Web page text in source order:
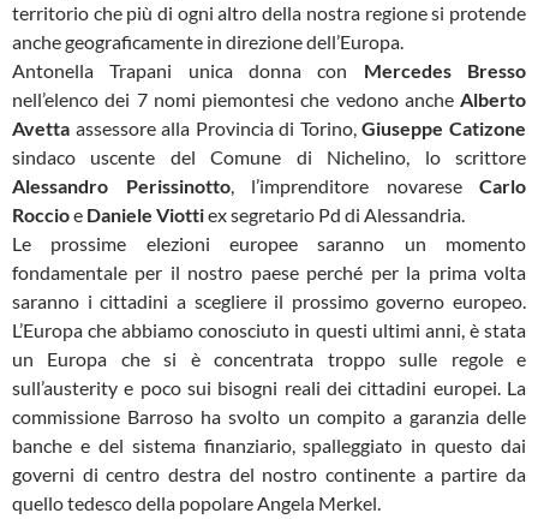
territorio che più di ogni altro della nostra regione si protende
anche geograficamente in direzione dell’Europa.
Antonella Trapani unica donna con Mercedes Bresso
nell’elenco dei 7 nomi piemontesi che vedono anche Alberto
Avetta assessore alla Provincia di Torino,Giuseppe Catizone
sindaco uscente del Comune di Nichelino, lo scrittore
Alessandro Perissinotto, l’imprenditore novarese Carlo
Roccioe Daniele Viottiex segretario Pd di Alessandria.
Le prossime elezioni europee saranno un momento
fondamentale per il nostro paese perché per la prima volta
saranno i cittadini a scegliere il prossimo governo europeo.
L’Europa che abbiamo conosciuto in questi ultimi anni, è stata
un Europa che si è concentrata troppo sulle regole e
sull’austerity e poco sui bisogni reali dei cittadini europei. La
commissione Barroso ha svolto un compito a garanzia delle
banche e del sistema finanziario, spalleggiato in questo dai
governi di centro destra del nostro continente a partire da
quello tedesco della popolare Angela Merkel.